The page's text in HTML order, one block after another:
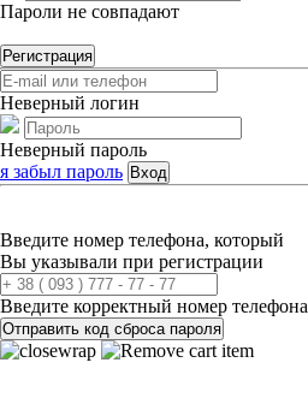
Пароли не совпадают
Регистрация
Неверный логин
Неверный пароль
я забыл пароль Вход
Введите номер телефона, который
Вы указывали при регистрации
Введите корректный номер телефона
Отправить код сброса пароля